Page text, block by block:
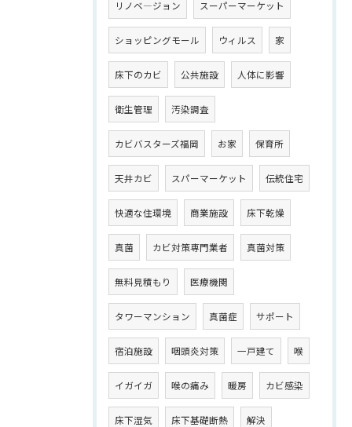
リノベ―ジョン スーパーマーケット
ショッピングモール ウィルス 家
床下のカビ 公共施設 人体に影響
衛生管理 汚染調査
カビバスターズ福岡 お家 保育所
天井カビ スパーマーケット 伝統住宅
快適な住環境 商業施設 床下乾燥
真菌 カビ対策専門業者 真菌対策
無料見積もり 医療機関
タワーマンション 真菌症 サポート
宿泊施設 咽頭炎対策 一戸建て 喉
イガイガ 喉の痛み 暖房 カビ感染
床下湿気 床下基礎断熱 解決